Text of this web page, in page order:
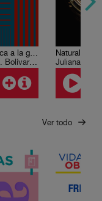
De la genética a la genómica
Francisco G. Bolívar Zapata
Juliana
Ver todo